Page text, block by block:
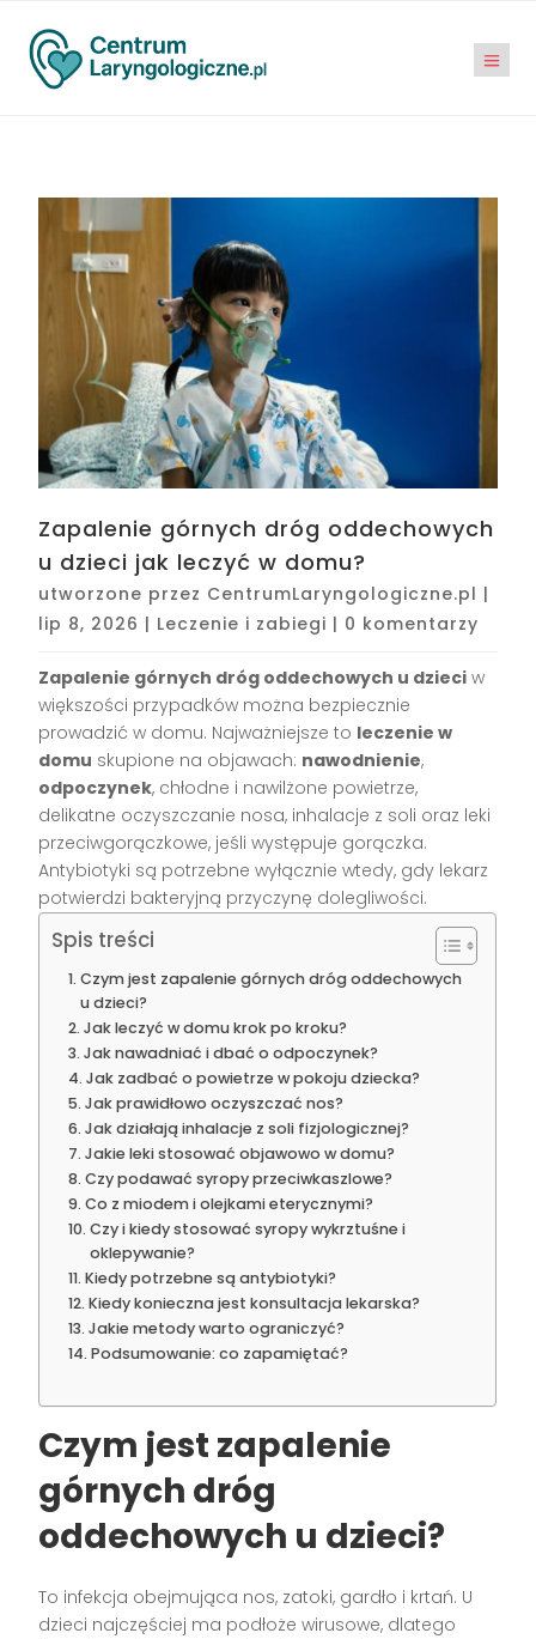
Zapalenie górnych dróg oddechowych
u dzieci jak leczyć w domu?
utworzone przez CentrumLaryngologiczne.pl |
lip 8, 2026 | Leczenie i zabiegi | 0 komentarzy
Zapalenie górnych dróg oddechowych u dzieci w
większości przypadków można bezpiecznie
prowadzić w domu. Najważniejsze to leczenie w
domu skupione na objawach: nawodnienie,
odpoczynek, chłodne i nawilżone powietrze,
delikatne oczyszczanie nosa, inhalacje z soli oraz leki
przeciwgorączkowe, jeśli występuje gorączka.
Antybiotyki są potrzebne wyłącznie wtedy, gdy lekarz
potwierdzi bakteryjną przyczynę dolegliwości.
Spis treści
Czym jest zapalenie górnych dróg oddechowych
u dzieci?
Jak leczyć w domu krok po kroku?
Jak nawadniać i dbać o odpoczynek?
Jak zadbać o powietrze w pokoju dziecka?
Jak prawidłowo oczyszczać nos?
Jak działają inhalacje z soli fizjologicznej?
Jakie leki stosować objawowo w domu?
Czy podawać syropy przeciwkaszlowe?
Co z miodem i olejkami eterycznymi?
Czy i kiedy stosować syropy wykrztuśne i
oklepywanie?
Kiedy potrzebne są antybiotyki?
Kiedy konieczna jest konsultacja lekarska?
Jakie metody warto ograniczyć?
Podsumowanie: co zapamiętać?
Czym jest zapalenie
górnych dróg
oddechowych u dzieci?
To infekcja obejmująca nos, zatoki, gardło i krtań. U
dzieci najczęściej ma podłoże wirusowe, dlatego